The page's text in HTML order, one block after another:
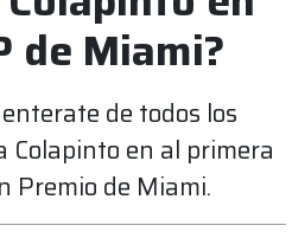
de Miami?
de todos los
Colapinto en al primera
Premio de Miami.